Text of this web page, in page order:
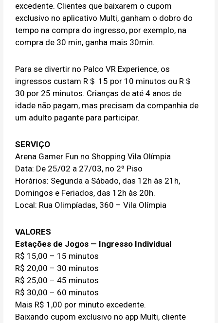
excedente. Clientes que baixarem o cupom
exclusivo no aplicativo Multi, ganham o dobro do
tempo na compra do ingresso, por exemplo, na
compra de 30 min, ganha mais 30min.
Para se divertir no Palco VR Experience, os
ingressos custam R＄ 15 por 10 minutos ou R＄
30 por 25 minutos. Crianças de até 4 anos de
idade não pagam, mas precisam da companhia de
um adulto pagante para participar.
SERVIÇO
Arena Gamer Fun no Shopping Vila Olímpia
Data: De 25/02 a 27/03, no 2º Piso
Horários: Segunda a Sábado, das 12h às 21h,
Domingos e Feriados, das 12h às 20h.
Local: Rua Olimpíadas, 360 – Vila Olímpia
VALORES
Estações de Jogos — Ingresso Individual
R$ 15,00 – 15 minutos
R$ 20,00 – 30 minutos
R$ 25,00 – 45 minutos
R$ 30,00 – 60 minutos
Mais R$ 1,00 por minuto excedente.
Baixando cupom exclusivo no app Multi, cliente